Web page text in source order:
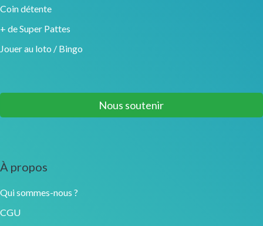
Coin détente
+ de Super Pattes
Jouer au loto / Bingo
Nous soutenir
À propos
Qui sommes-nous ?
CGU